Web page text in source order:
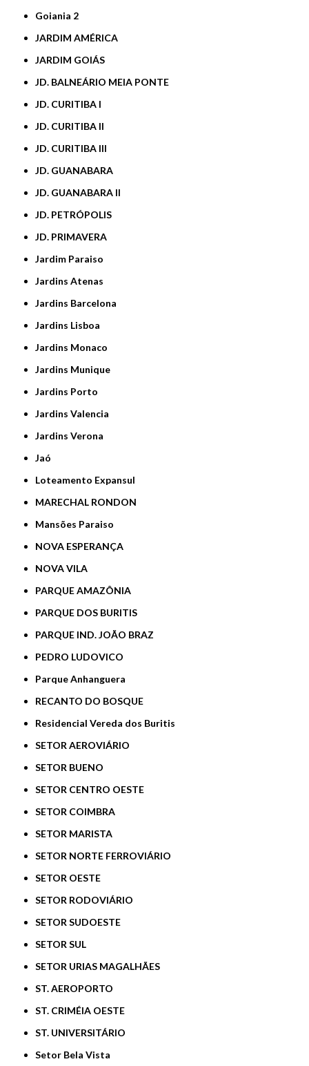
Goiania 2
JARDIM AMÉRICA
JARDIM GOIÁS
JD. BALNEÁRIO MEIA PONTE
JD. CURITIBA I
JD. CURITIBA II
JD. CURITIBA III
JD. GUANABARA
JD. GUANABARA II
JD. PETRÓPOLIS
JD. PRIMAVERA
Jardim Paraiso
Jardins Atenas
Jardins Barcelona
Jardins Lisboa
Jardins Monaco
Jardins Munique
Jardins Porto
Jardins Valencia
Jardins Verona
Jaó
Loteamento Expansul
MARECHAL RONDON
Mansões Paraiso
NOVA ESPERANÇA
NOVA VILA
PARQUE AMAZÔNIA
PARQUE DOS BURITIS
PARQUE IND. JOÃO BRAZ
PEDRO LUDOVICO
Parque Anhanguera
RECANTO DO BOSQUE
Residencial Vereda dos Buritis
SETOR AEROVIÁRIO
SETOR BUENO
SETOR CENTRO OESTE
SETOR COIMBRA
SETOR MARISTA
SETOR NORTE FERROVIÁRIO
SETOR OESTE
SETOR RODOVIÁRIO
SETOR SUDOESTE
SETOR SUL
SETOR URIAS MAGALHÃES
ST. AEROPORTO
ST. CRIMÉIA OESTE
ST. UNIVERSITÁRIO
Setor Bela Vista